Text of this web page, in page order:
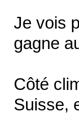
Je vois
gagne
Côté
Suisse,